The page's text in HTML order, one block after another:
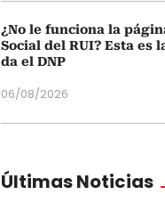
¿No le funciona la
Social del RUI? Esta es
da el DNP
06/08/2026
Últimas Noticias